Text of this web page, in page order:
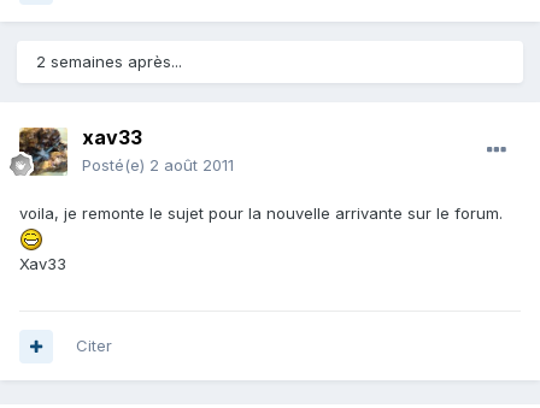
2 semaines après...
xav33
Posté(e) 2 août 2011
voila, je remonte le sujet pour la nouvelle arrivante sur le forum.
Xav33
Citer